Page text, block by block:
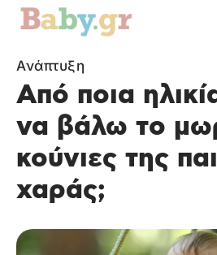
Ανάπτυξη
Από ποια
να βάλω το
κούνιες της
χαράς;